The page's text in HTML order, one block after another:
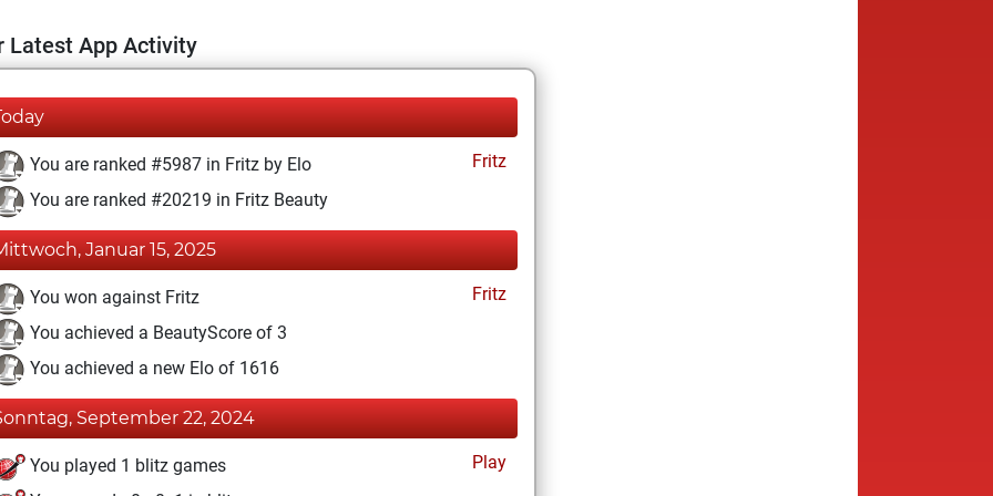
Latest App Activity
You are ranked #5987 in Fritz by Elo
Fritz
You are ranked #20219 in Fritz Beauty
Januar 15, 2025
You won against Fritz
Fritz
You achieved a BeautyScore of 3
You achieved a new Elo of 1616
September 22, 2024
You played 1 blitz games
Play